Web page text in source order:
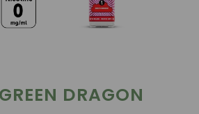
DRAGON